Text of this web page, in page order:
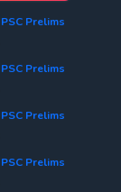
Prelims
Prelims
Prelims
Prelims